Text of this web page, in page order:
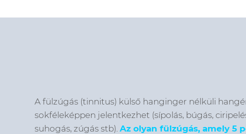
A fülzúgás (tinnitus) külső hanginger nélküli
sokféleképpen jelentkezhet (sípolás, búgás,
suhogás, zúgás stb). Az olyan fülzúgás, amely 5